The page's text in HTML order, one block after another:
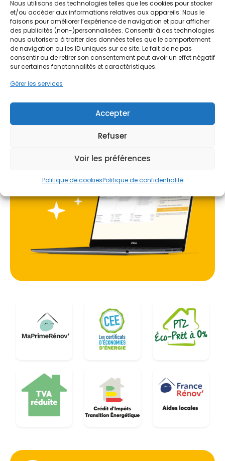
Nous utilisons des technologies telles que les cookies pour stocker
et/ou accéder aux informations relatives aux appareils. Nous le
faisons pour améliorer l’expérience de navigation et pour afficher
des publicités (non-)personnalisées. Consentir à ces technologies
nous autorisera à traiter des données telles que le comportement
de navigation ou les ID uniques sur ce site. Le fait de ne pas
consentir ou de retirer son consentement peut avoir un effet négatif
sur certaines fonctonnalités et caractéristiques.
Gérer les services
Accepter
Refuser
Voir les préférences
Politique de cookiesPolitique de confidentialité
qualité de l'air intérieur est souvent compromise
par un renouvellement insuffisant. Dans les
maisons anciennes rénovées, une isolation trop
performante sans système de ventilation adapté
crée un effet "cocotte-minute", piégeant les
polluants et l'humidité. PPF intervient
alentours pour transformer ces contraintes
maisons de la région Pays de la Loire.
Ne passez pas à côté de vos
aides !
Faites vite, les budgets
MaPrimeRénov' sont annuels et
Contactez-nous maintenant
pour maximiser vos aides !